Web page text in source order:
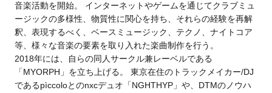
音楽活動を開始。 インターネットやゲームを通じてクラブミュ
ージックの多様性、物質性に関心を持ち、それらの経験を再解
釈、表現するべく、ベースミュージック、テクノ、ナイトコア
等、様々な音楽の要素を取り入れた楽曲制作を行う。
2018年には、自らの同人サークル兼レーベルである
「MYORPH」を立ち上げる。 東京在住のトラックメイカー/DJ
であるpìccoloとのnxcデュオ「NGHTHYP」や、DTMのノウハ